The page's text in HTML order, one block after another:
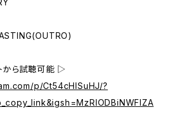
から試聴可能 ▷
p/Ct54cHlSuHJ/?